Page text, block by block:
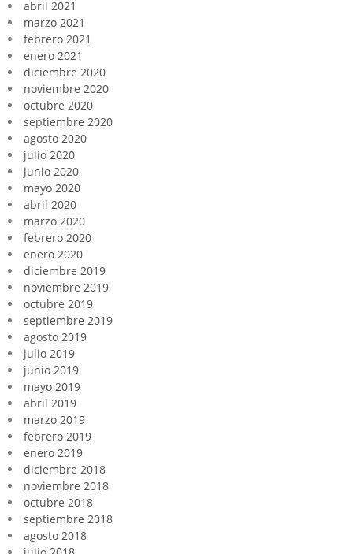
abril 2021
marzo 2021
febrero 2021
enero 2021
diciembre 2020
noviembre 2020
octubre 2020
septiembre 2020
agosto 2020
julio 2020
junio 2020
mayo 2020
abril 2020
marzo 2020
febrero 2020
enero 2020
diciembre 2019
noviembre 2019
octubre 2019
septiembre 2019
agosto 2019
julio 2019
junio 2019
mayo 2019
abril 2019
marzo 2019
febrero 2019
enero 2019
diciembre 2018
noviembre 2018
octubre 2018
septiembre 2018
agosto 2018